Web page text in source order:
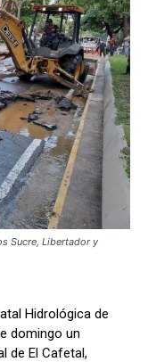
Sucre, Libertador y
Hidrológica de
domingo un
de El Cafetal,